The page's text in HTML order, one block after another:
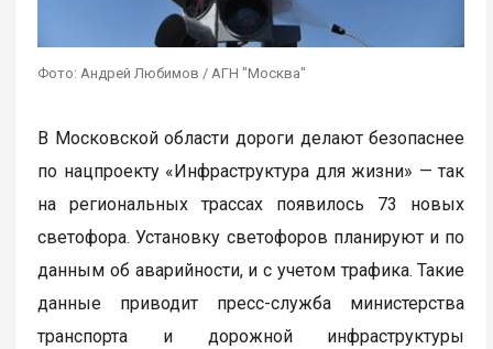
Фото: Андрей Любимов / АГН "Москва"
В Московской области дороги делают безопаснее
по нацпроекту «Инфраструктура для жизни» — так
на региональных трассах появилось 73 новых
светофора. Установку светофоров планируют и по
данным об аварийности, и с учетом трафика. Такие
данные приводит пресс-служба министерства
транспорта и дорожной инфраструктуры